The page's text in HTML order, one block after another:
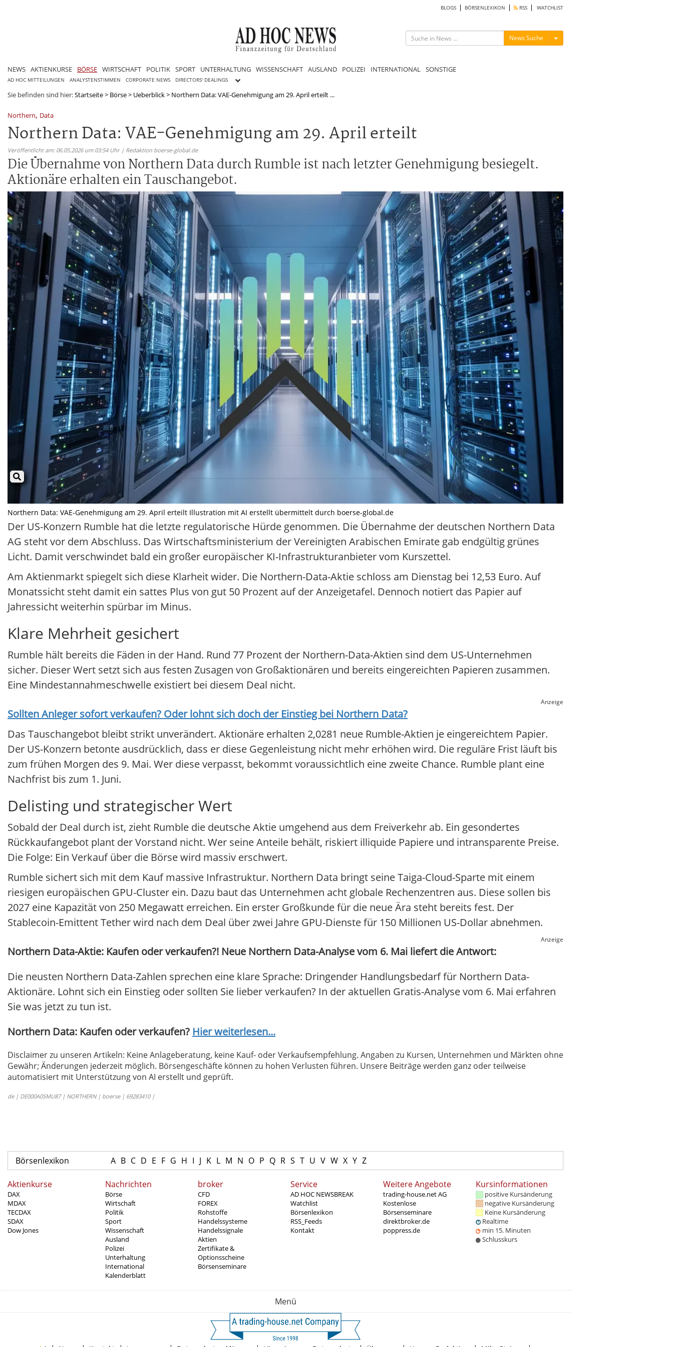
BLOGS BÖRSENLEXIKON RSS WATCHLIST
News Suche Menü ein-/ausblenden
NEWS AKTIENKURSE BÖRSE WIRTSCHAFT POLITIK SPORT UNTERHALTUNG WISSENSCHAFT AUSLAND POLIZEI INTERNATIONAL SONSTIGE
AD HOC MITTEILUNGEN ANALYSTENSTIMMEN CORPORATE NEWS DIRECTORS' DEALINGS
Sie befinden sind hier:Startseite> Börse> Ueberblick> Northern Data: VAE-Genehmigung am 29. April erteilt ...
Northern, Data
Northern Data: VAE-Genehmigung am 29. April erteilt
Veröffentlicht am: 06.05.2026 um 03:54 Uhr | Redaktion boerse-global.de
Die Übernahme von Northern Data durch Rumble ist nach letzter Genehmigung besiegelt.
Aktionäre erhalten ein Tauschangebot.
Northern Data: VAE-Genehmigung am 29. April erteilt Illustration mit AI erstellt übermittelt durch boerse-global.de
Der US-Konzern Rumble hat die letzte regulatorische Hürde genommen. Die Übernahme der deutschen Northern Data
AG steht vor dem Abschluss. Das Wirtschaftsministerium der Vereinigten Arabischen Emirate gab endgültig grünes
Licht. Damit verschwindet bald ein großer europäischer KI-Infrastrukturanbieter vom Kurszettel.
Am Aktienmarkt spiegelt sich diese Klarheit wider. Die Northern-Data-Aktie schloss am Dienstag bei 12,53 Euro. Auf
Monatssicht steht damit ein sattes Plus von gut 50 Prozent auf der Anzeigetafel. Dennoch notiert das Papier auf
Jahressicht weiterhin spürbar im Minus.
Klare Mehrheit gesichert
Rumble hält bereits die Fäden in der Hand. Rund 77 Prozent der Northern-Data-Aktien sind dem US-Unternehmen
sicher. Dieser Wert setzt sich aus festen Zusagen von Großaktionären und bereits eingereichten Papieren zusammen.
Eine Mindestannahmeschwelle existiert bei diesem Deal nicht.
Anzeige
Sollten Anleger sofort verkaufen? Oder lohnt sich doch der Einstieg bei Northern Data?
Das Tauschangebot bleibt strikt unverändert. Aktionäre erhalten 2,0281 neue Rumble-Aktien je eingereichtem Papier.
Der US-Konzern betonte ausdrücklich, dass er diese Gegenleistung nicht mehr erhöhen wird. Die reguläre Frist läuft bis
zum frühen Morgen des 9. Mai. Wer diese verpasst, bekommt voraussichtlich eine zweite Chance. Rumble plant eine
Nachfrist bis zum 1. Juni.
Delisting und strategischer Wert
Sobald der Deal durch ist, zieht Rumble die deutsche Aktie umgehend aus dem Freiverkehr ab. Ein gesondertes
Rückkaufangebot plant der Vorstand nicht. Wer seine Anteile behält, riskiert illiquide Papiere und intransparente Preise.
Die Folge: Ein Verkauf über die Börse wird massiv erschwert.
Rumble sichert sich mit dem Kauf massive Infrastruktur. Northern Data bringt seine Taiga-Cloud-Sparte mit einem
riesigen europäischen GPU-Cluster ein. Dazu baut das Unternehmen acht globale Rechenzentren aus. Diese sollen bis
2027 eine Kapazität von 250 Megawatt erreichen. Ein erster Großkunde für die neue Ära steht bereits fest. Der
Stablecoin-Emittent Tether wird nach dem Deal über zwei Jahre GPU-Dienste für 150 Millionen US-Dollar abnehmen.
Anzeige
Northern Data-Aktie: Kaufen oder verkaufen?! Neue Northern Data-Analyse vom 6. Mai liefert die Antwort:
Die neusten Northern Data-Zahlen sprechen eine klare Sprache: Dringender Handlungsbedarf für Northern Data-
Aktionäre. Lohnt sich ein Einstieg oder sollten Sie lieber verkaufen? In der aktuellen Gratis-Analyse vom 6. Mai erfahren
Sie was jetzt zu tun ist.
Northern Data: Kaufen oder verkaufen? Hier weiterlesen...
Disclaimer zu unseren Artikeln: Keine Anlageberatung, keine Kauf- oder Verkaufsempfehlung. Angaben zu Kursen, Unternehmen und Märkten ohne
Gewähr; Änderungen jederzeit möglich. Börsengeschäfte können zu hohen Verlusten führen. Unsere Beiträge werden ganz oder teilweise
automatisiert mit Unterstützung von AI erstellt und geprüft.
de | DE000A0SMU87 | NORTHERN | boerse | 69283410 |
Börsenlexikon A B C D E F G H I J K L M N O P Q R S T U V W X Y Z
Aktienkurse
DAX
MDAX
TECDAX
SDAX
Dow Jones
Nachrichten
Börse
Wirtschaft
Politik
Sport
Wissenschaft
Ausland
Polizei
Unterhaltung
International
Kalenderblatt
broker
CFD
FOREX
Rohstoffe
Handelssysteme
Handelssignale
Aktien
Zertifikate &
Optionsscheine
Börsenseminare
Service
AD HOC NEWSBREAK
Watchlist
Börsenlexikon
RSS_Feeds
Kontakt
Weitere Angebote
trading-house.net AG
Kostenlose
Börsenseminare
direktbroker.de
poppress.de
Kursinformationen
positive Kursänderung
negative Kursänderung
Keine Kursänderung
Realtime
min 15. Minuten
Schlusskurs
Menü